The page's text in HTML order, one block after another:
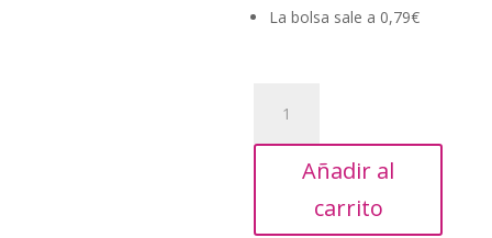
La bolsa sale a 0,79€
U.BUCLES
VERDESAñadir al
carrito